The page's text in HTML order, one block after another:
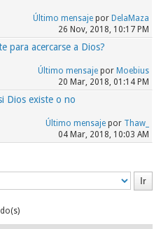
producido
sobre si había
Último mensajepor DelaMaza
26 Nov, 2018, 10:17 PM
para acercarse a Dios?
Último mensajepor Moebius
20 Mar, 2018, 01:14 PM
Dios existe o no
Último mensajepor Thaw_
04 Mar, 2018, 10:03 AM